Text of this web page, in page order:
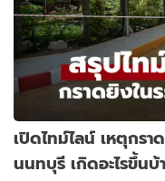
เปิดไทม์ไลน์ เหตุกรา
นนทบุรี เกิดอะไรขึ้นบ้